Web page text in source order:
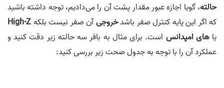
حالته، گویا اجازه عبور مقدار پشت آن را می‌دادیم، توجه داشته باشید
که اگر این پایه کنترل صفر باشدخروجیآن صفر نیست بلکهHigh-Z
یاهای امپدانس است. برای مثال به بافر سه حالته زیر دقت کنید و
عملکرد آن را با توجه به جدول صحت زیر بررسی کنید: